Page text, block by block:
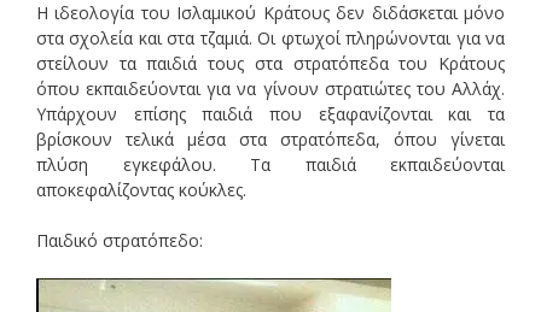
Η ιδεολογία του Ισλαμικού Κράτους δεν διδάσκεται μόνο
στα σχολεία και στα τζαμιά. Οι φτωχοί πληρώνονται για να
στείλουν τα παιδιά τους στα στρατόπεδα του Κράτους
όπου εκπαιδεύονται για να γίνουν στρατιώτες του Αλλάχ.
Υπάρχουν επίσης παιδιά που εξαφανίζονται και τα
βρίσκουν τελικά μέσα στα στρατόπεδα, όπου γίνεται
πλύση εγκεφάλου. Τα παιδιά εκπαιδεύονται
αποκεφαλίζοντας κούκλες.
Παιδικό στρατόπεδο: